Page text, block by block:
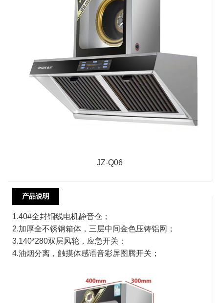
JZ-Q06
产品说明
1.40#全封铜线电机静音仓；
2.加厚全不锈钢箱体，三层中间金色压铸铝网；
3.140*280双层风轮，应急开关；
4.油烟分离，触摸体感语音彩屏图腾开关；